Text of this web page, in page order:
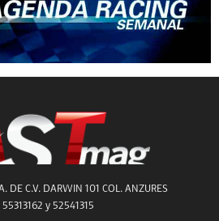
DE C.V. DARWIN 101 COL. ANZURES
55313162 y 52541315